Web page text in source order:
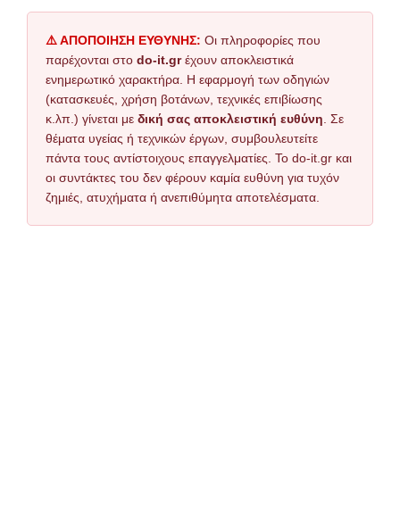
⚠️ ΑΠΟΠΟΙΗΣΗ ΕΥΘΥΝΗΣ: Οι πληροφορίες που
παρέχονται στο do-it.grέχουν αποκλειστικά
ενημερωτικό χαρακτήρα. Η εφαρμογή των οδηγιών
(κατασκευές, χρήση βοτάνων, τεχνικές επιβίωσης
κ.λπ.) γίνεται με δική σας αποκλειστική ευθύνη . Σε
θέματα υγείας ή τεχνικών έργων, συμβουλευτείτε
πάντα τους αντίστοιχους επαγγελματίες. Το do-it.gr και
οι συντάκτες του δεν φέρουν καμία ευθύνη για τυχόν
ζημιές, ατυχήματα ή ανεπιθύμητα αποτελέσματα.